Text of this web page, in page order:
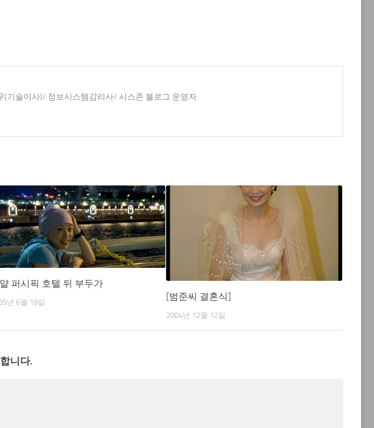
(기술이사)/ 정보시스템감리사/ 시스존 블로그 운영자
퍼시픽 호텔 뒤 부두가
년 6월 19일
[범준씨 결혼식]
2004년 12월 12일
니다.